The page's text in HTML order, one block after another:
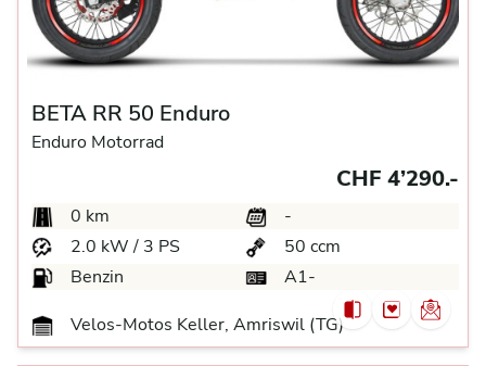
BETA RR 50 Enduro
Enduro Motorrad
CHF 4’290.-
0 km
-
2.0 kW / 3 PS
50 ccm
Benzin
A1-
Velos-Motos Keller, Amriswil (TG)